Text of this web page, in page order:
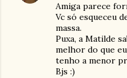
Amiga parece
Vc só esqueceu
massa.
Puxa, a Matilde
melhor do que
tenho a menor
Bjs :)